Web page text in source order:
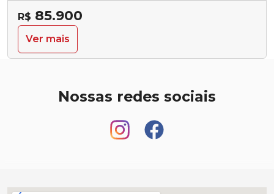
R$ 85.900
Ver mais
Nossas redes sociais